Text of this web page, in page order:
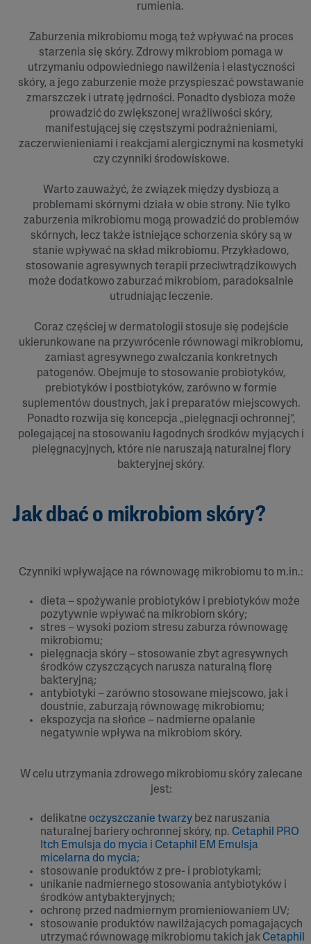
rumienia.
Zaburzenia mikrobiomu mogą też wpływać na proces
starzenia się skóry. Zdrowy mikrobiom pomaga w
utrzymaniu odpowiedniego nawilżenia i elastyczności
skóry, a jego zaburzenie może przyspieszać powstawanie
zmarszczek i utratę jędrności. Ponadto dysbioza może
prowadzić do zwiększonej wrażliwości skóry,
manifestującej się częstszymi podrażnieniami,
zaczerwienieniami i reakcjami alergicznymi na kosmetyki
czy czynniki środowiskowe.
Warto zauważyć, że związek między dysbiozą a
problemami skórnymi działa w obie strony. Nie tylko
zaburzenia mikrobiomu mogą prowadzić do problemów
skórnych, lecz także istniejące schorzenia skóry są w
stanie wpływać na skład mikrobiomu. Przykładowo,
stosowanie agresywnych terapii przeciwtrądzikowych
może dodatkowo zaburzać mikrobiom, paradoksalnie
utrudniając leczenie.
Coraz częściej w dermatologii stosuje się podejście
ukierunkowane na przywrócenie równowagi mikrobiomu,
zamiast agresywnego zwalczania konkretnych
patogenów. Obejmuje to stosowanie probiotyków,
prebiotyków i postbiotyków, zarówno w formie
suplementów doustnych, jak i preparatów miejscowych.
Ponadto rozwija się koncepcja „pielęgnacji ochronnej”,
polegającej na stosowaniu łagodnych środków myjących i
pielęgnacyjnych, które nie naruszają naturalnej flory
bakteryjnej skóry.
Jak dbać o mikrobiom skóry?
Czynniki wpływające na równowagę mikrobiomu to m.in.:
dieta – spożywanie probiotyków i prebiotyków może
pozytywnie wpływać na mikrobiom skóry;
stres – wysoki poziom stresu zaburza równowagę
mikrobiomu;
pielęgnacja skóry – stosowanie zbyt agresywnych
środków czyszczących narusza naturalną florę
bakteryjną;
antybiotyki – zarówno stosowane miejscowo, jak i
doustnie, zaburzają równowagę mikrobiomu;
ekspozycja na słońce – nadmierne opalanie
negatywnie wpływa na mikrobiom skóry.
W celu utrzymania zdrowego mikrobiomu skóry zalecane
jest:
delikatneoczyszczanie twarzy bez naruszania
naturalnej bariery ochronnej skóry, np. Cetaphil PRO
Itch Emulsja do mycia i Cetaphil EM Emulsja
micelarna do mycia;
stosowanie produktów z pre- i probiotykami;
unikanie nadmiernego stosowania antybiotyków i
środków antybakteryjnych;
ochronę przed nadmiernym promieniowaniem UV;
stosowanie produktów nawilżających pomagających
utrzymać równowagę mikrobiomu takich jak Cetaphil